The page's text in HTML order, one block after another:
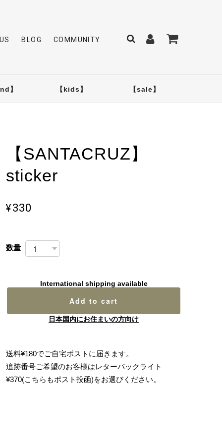
BLOG COMMUNITY
】 【kids】 【sale】
【SANTACRUZ】
sticker
¥330
数量
International shipping available
Add to cart
日本国内にお住まいの方向け
送料¥180でご自宅ポストに届きます。
追跡番号ご希望のお客様はレターパックライト
¥370(こちらもポスト投函)をお選びください。